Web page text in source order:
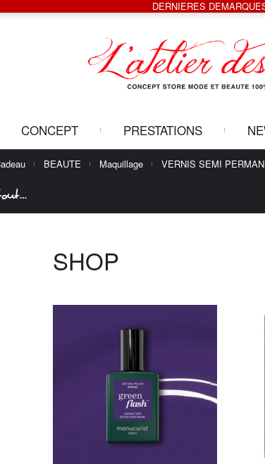
CONCEPT PRESTATIONS
BEAUTE Maquillage VERNIS SEMI
SHOP
DERNIERES